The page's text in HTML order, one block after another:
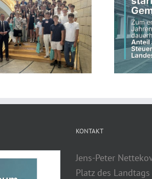
Schwarz-grüne
Landesregierung erhöht
kommunalen Anteil an
Steuereinnahmen des Landes
KONTAKT
Jens-Peter
Platz des Landtags